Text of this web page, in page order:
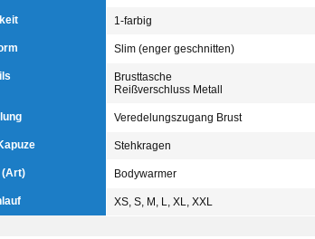
1-farbig
Slim (enger geschnitten)
Brusttasche
Reißverschluss Metall
Veredelungszugang Brust
Stehkragen
(Art) Bodywarmer
XS, S, M, L, XL, XXL